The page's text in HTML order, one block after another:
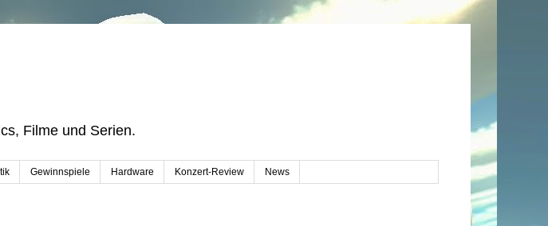
Filme und Serien.
Gewinnspiele Hardware Konzert-Review News